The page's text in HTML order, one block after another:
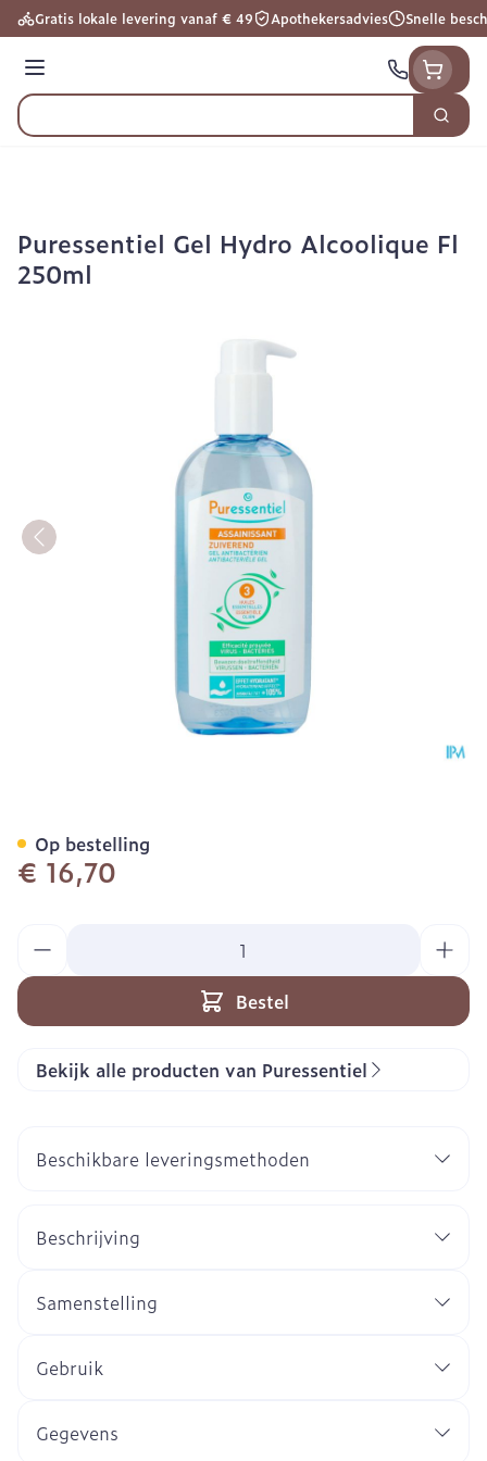
Ga naar de inhoud
Gratis lokale levering vanaf € 49 Apothekersadvies Snelle
Menu
Product, merk, categorie...
Zoek
Puressentiel Gel Hydro Alcoolique Fl
250ml
€ 16,70
Bestel
Op bestelling
Bekijk alle producten van Puressentiel
Beschikbare leveringsmethoden
Beschrijving
Samenstelling
Gebruik
Gegevens